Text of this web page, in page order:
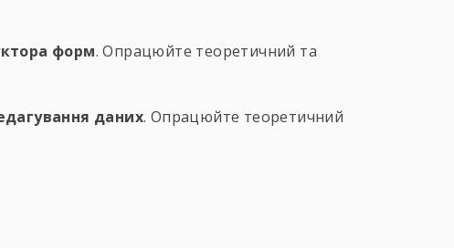
форм. Опрацюйте теоретичний та
даних. Опрацюйте теоретичний